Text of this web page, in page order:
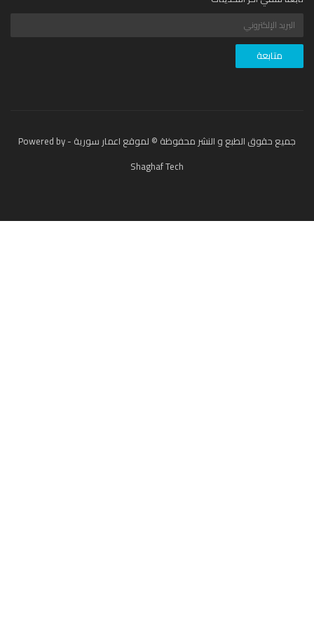
جميع حقوق الطبع و النشر محفوظة © لموقع اعمار سورية - Powered by
Shaghaf Tech